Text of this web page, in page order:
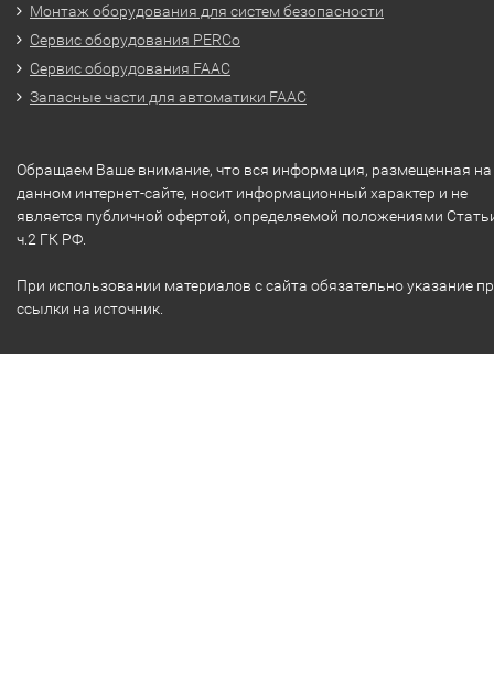
Монтаж оборудования для систем безопасности
Сервис оборудования PERCo
Сервис оборудования FAAC
Запасные части для автоматики FAAC
Обращаем Ваше внимание, что вся информация, размещенная на
данном интернет-сайте, носит информационный характер и не
является публичной офертой, определяемой положениями
ч.2 ГК РФ.
При использовании материалов с сайта обязательно указание
ссылки на источник.